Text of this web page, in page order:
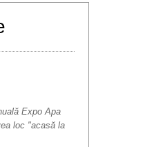
Expo Apa
loc "acasă la